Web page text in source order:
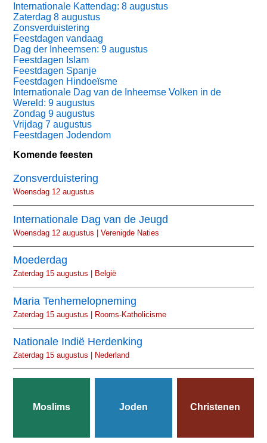
Internationale Kattendag: 8 augustus
Zaterdag 8 augustus
Zonsverduistering
Feestdagen vandaag
Dag der Inheemsen: 9 augustus
Feestdagen Islam
Feestdagen Spanje
Feestdagen Hindoeïsme
Internationale Dag van de Inheemse Volken in de
Wereld: 9 augustus
Zondag 9 augustus
Vrijdag 7 augustus
Feestdagen Jodendom
Komende feesten
Zonsverduistering
Woensdag 12 augustus
Internationale Dag van de Jeugd
Woensdag 12 augustus | Verenigde Naties
Moederdag
Zaterdag 15 augustus | België
Maria Tenhemelopneming
Zaterdag 15 augustus | Rooms-Katholicisme
Nationale Indië Herdenking
Zaterdag 15 augustus | Nederland
Moslims Joden Christenen